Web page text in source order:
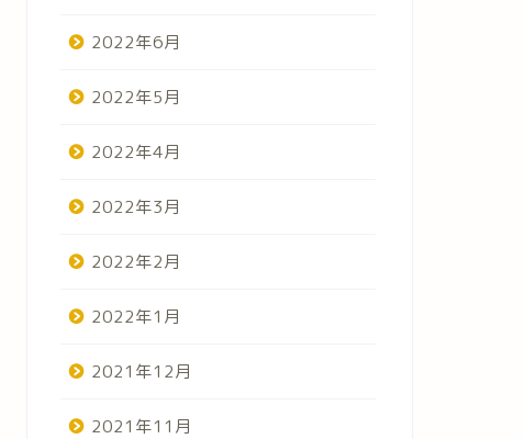
2022年6月
2022年5月
2022年4月
2022年3月
2022年2月
2022年1月
2021年12月
2021年11月